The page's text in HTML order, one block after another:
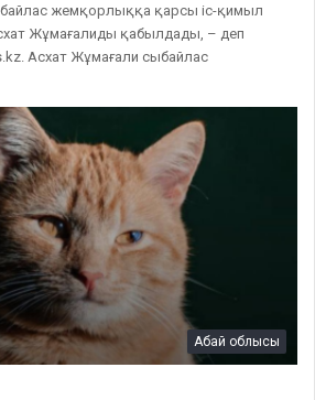
жемқорлыққа қарсы іс-қимыл
Жұмағалиды қабылдады, – деп
Асхат Жұмағали сыбайлас
Абай облысы